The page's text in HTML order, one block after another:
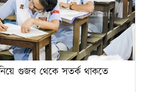
গুজব থেকে সতর্ক থাকতে